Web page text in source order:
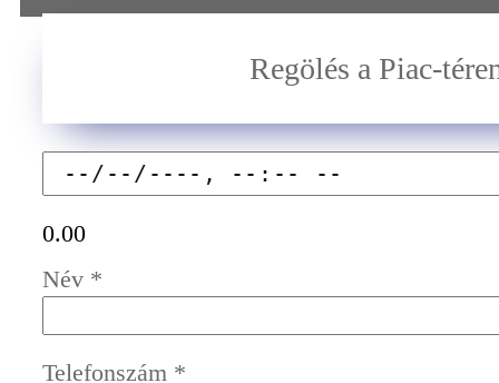
Regölés a Piac-
0.00
Név *
Telefonszám *